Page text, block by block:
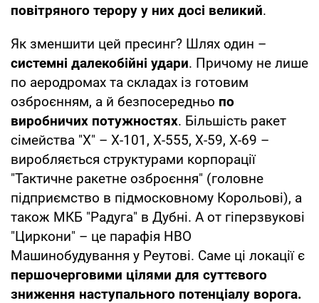
повітряного терору у них досі великий.
Як зменшити цей пресинг? Шлях один –
системні далекобійні удари. Причому не лише
по аеродромах та складах із готовим
озброєнням, а й безпосередньо по
виробничих потужностях. Більшість ракет
сімейства "Х" – Х-101, Х-555, Х-59, Х-69 –
виробляється структурами корпорації
"Тактичне ракетне озброєння" (головне
підприємство в підмосковному Корольові), а
також МКБ "Радуга" в Дубні. А от гіперзвукові
"Циркони" – це парафія НВО
Машинобудування у Реутові. Саме ці локації є
першочерговими цілями для суттєвого
зниження наступального потенціалу ворога.